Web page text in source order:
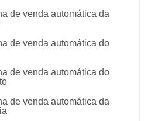
de venda automática da
de venda automática do
de venda automática do
de venda automática da